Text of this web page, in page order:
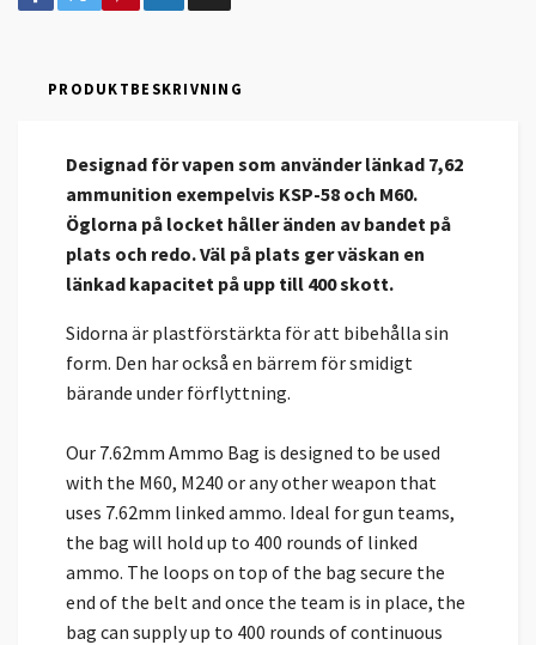
PRODUKTBESKRIVNING
Designad för vapen som använder länkad 7,62
ammunition exempelvis KSP-58 och M60.
Öglorna på locket håller änden av bandet på
plats och redo. Väl på plats ger väskan en
länkad kapacitet på upp till 400 skott.
Sidorna är plastförstärkta för att bibehålla sin
form. Den har också en bärrem för smidigt
bärande under förflyttning.
Our 7.62mm Ammo Bag is designed to be used
with the M60, M240 or any other weapon that
uses 7.62mm linked ammo. Ideal for gun teams,
the bag will hold up to 400 rounds of linked
ammo. The loops on top of the bag secure the
end of the belt and once the team is in place, the
bag can supply up to 400 rounds of continuous